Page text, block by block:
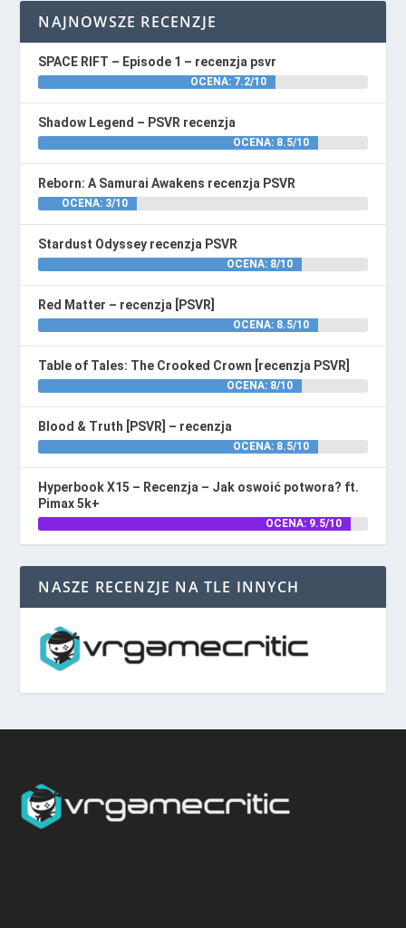
NAJNOWSZE RECENZJE
SPACE RIFT – Episode 1 – recenzja psvr
OCENA: 7.2/10
Shadow Legend – PSVR recenzja
OCENA: 8.5/10
Reborn: A Samurai Awakens recenzja PSVR
OCENA: 3/10
Stardust Odyssey recenzja PSVR
OCENA: 8/10
Red Matter – recenzja [PSVR]
OCENA: 8.5/10
Table of Tales: The Crooked Crown [recenzja PSVR]
OCENA: 8/10
Blood & Truth [PSVR] – recenzja
OCENA: 8.5/10
Hyperbook X15 – Recenzja – Jak oswoić potwora? ft.
Pimax 5k+
OCENA: 9.5/10
NASZE RECENZJE NA TLE INNYCH